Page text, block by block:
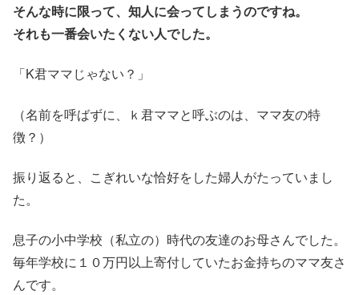
そんな時に限って、知人に会ってしまうのですね。
それも一番会いたくない人でした。
「K君ママじゃない？」
（名前を呼ばずに、ｋ君ママと呼ぶのは、ママ友の特
徴？）
振り返ると、こぎれいな恰好をした婦人がたっていまし
た。
息子の小中学校（私立の）時代の友達のお母さんでした。
毎年学校に１０万円以上寄付していたお金持ちのママ友さ
んです。